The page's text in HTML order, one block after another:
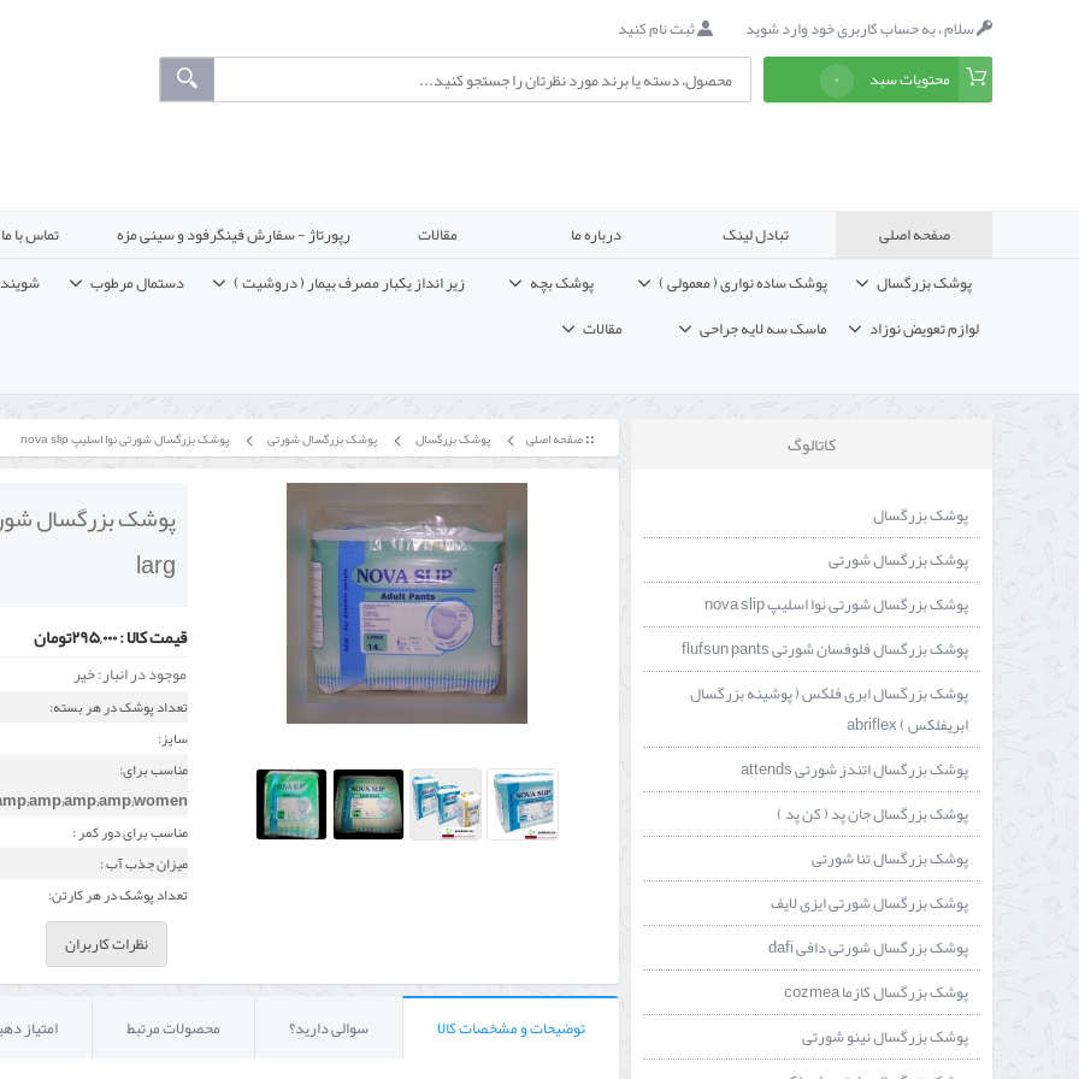
سلام ، به حساب کاربری خود وارد شوید
ثبت نام کنید
محتویات سبد
۰
صفحه اصلی تبادل لینک درباره ما مقالات رپورتاژ - سفارش فینگرفود و سینی مزه
تماس با ما
پوشک بزرگسال
پوشک ساده نواری ( معمولی ) پوشک بچه زیر انداز یکبار مصرف بیمار ( دروشیت ) دستمال مرطوب
لوازم تعویض نوزاد
ماسک سه لایه جراحی مقالات
صفحه اصلی پوشک بزرگسال پوشک بزرگسال شورتی پوشک بزرگسال شورتی نوا اسلیپ nova slip
larg
قیمت کالا :۲۹۵,۰۰۰تومان
موجود در انبار: خیر
تعداد پوشک در هر بسته:
سایز:
مناسب برای:
مناسب برای دور کمر :
میزان جذب آب :
تعداد پوشک در هر کارتن:
نظرات کاربران
توضیحات و مشخصات کالا سوالی دارید؟ محصولات مرتبط امتیاز
کاتالوگ
پوشک بزرگسال
پوشک بزرگسال شورتی
پوشک بزرگسال شورتی نوا اسلیپ nova slip
پوشک بزرگسال فلوفسان شورتی flufsun pants
پوشک بزرگسال ابری فلکس ( پوشینه بزرگسال
ابریفلکس ) abriflex
پوشک بزرگسال اتندز شورتی attends
پوشک بزرگسال جان پد ( کن پد )
پوشک بزرگسال تنا شورتی
پوشک بزرگسال شورتی ایزی لایف
پوشک بزرگسال شورتی دافی dafi
پوشک بزرگسال کازما cozmea
پوشک بزرگسال نینو شورتی